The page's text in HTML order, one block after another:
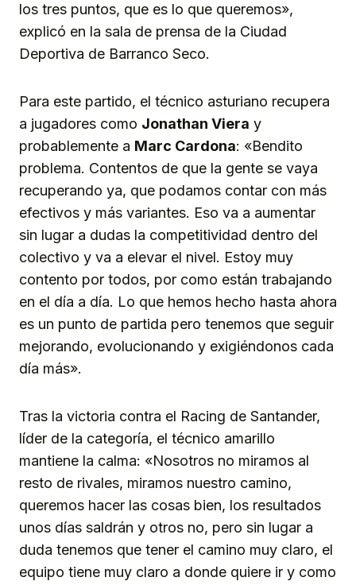
los tres puntos, que es lo que queremos»,
explicó en la sala de prensa de la Ciudad
Deportiva de Barranco Seco.
Para este partido, el técnico asturiano recupera
a jugadores como Jonathan Viera y
probablemente a Marc Cardona: «Bendito
problema. Contentos de que la gente se vaya
recuperando ya, que podamos contar con más
efectivos y más variantes. Eso va a aumentar
sin lugar a dudas la competitividad dentro del
colectivo y va a elevar el nivel. Estoy muy
contento por todos, por como están trabajando
en el día a día. Lo que hemos hecho hasta ahora
es un punto de partida pero tenemos que seguir
mejorando, evolucionando y exigiéndonos cada
día más».
Tras la victoria contra el Racing de Santander,
líder de la categoría, el técnico amarillo
mantiene la calma: «Nosotros no miramos al
resto de rivales, miramos nuestro camino,
queremos hacer las cosas bien, los resultados
unos días saldrán y otros no, pero sin lugar a
duda tenemos que tener el camino muy claro, el
equipo tiene muy claro a donde quiere ir y como